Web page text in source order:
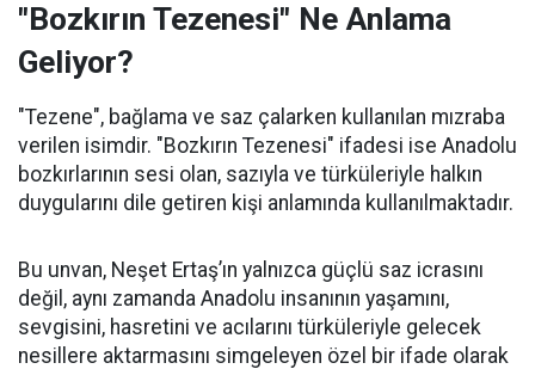
"Bozkırın Tezenesi" Ne Anlama
Geliyor?
"Tezene", bağlama ve saz çalarken kullanılan mızraba
verilen isimdir. "Bozkırın Tezenesi" ifadesi ise Anadolu
bozkırlarının sesi olan, sazıyla ve türküleriyle halkın
duygularını dile getiren kişi anlamında kullanılmaktadır.
Bu unvan, Neşet Ertaş’ın yalnızca güçlü saz icrasını
değil, aynı zamanda Anadolu insanının yaşamını,
sevgisini, hasretini ve acılarını türküleriyle gelecek
nesillere aktarmasını simgeleyen özel bir ifade olarak